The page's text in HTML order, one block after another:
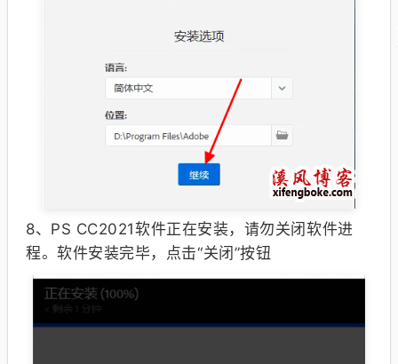
8、 PS CC2021软件正在安装，请勿关闭软件进
程。软件安装完毕，点击“关闭”按钮